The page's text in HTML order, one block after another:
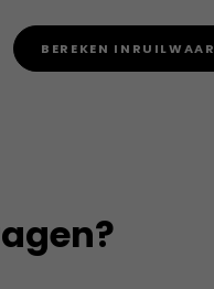
BEREKEN